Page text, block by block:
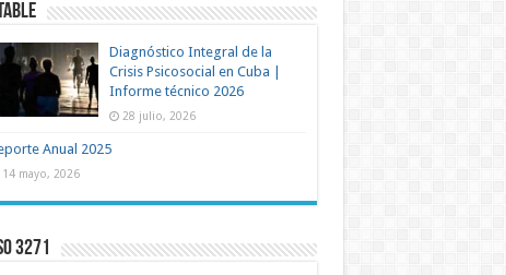
Diagnóstico Integral de la
Crisis Psicosocial en Cuba |
Informe técnico 2026
28 julio, 2026
Anual 2025
14 mayo, 2026
3271